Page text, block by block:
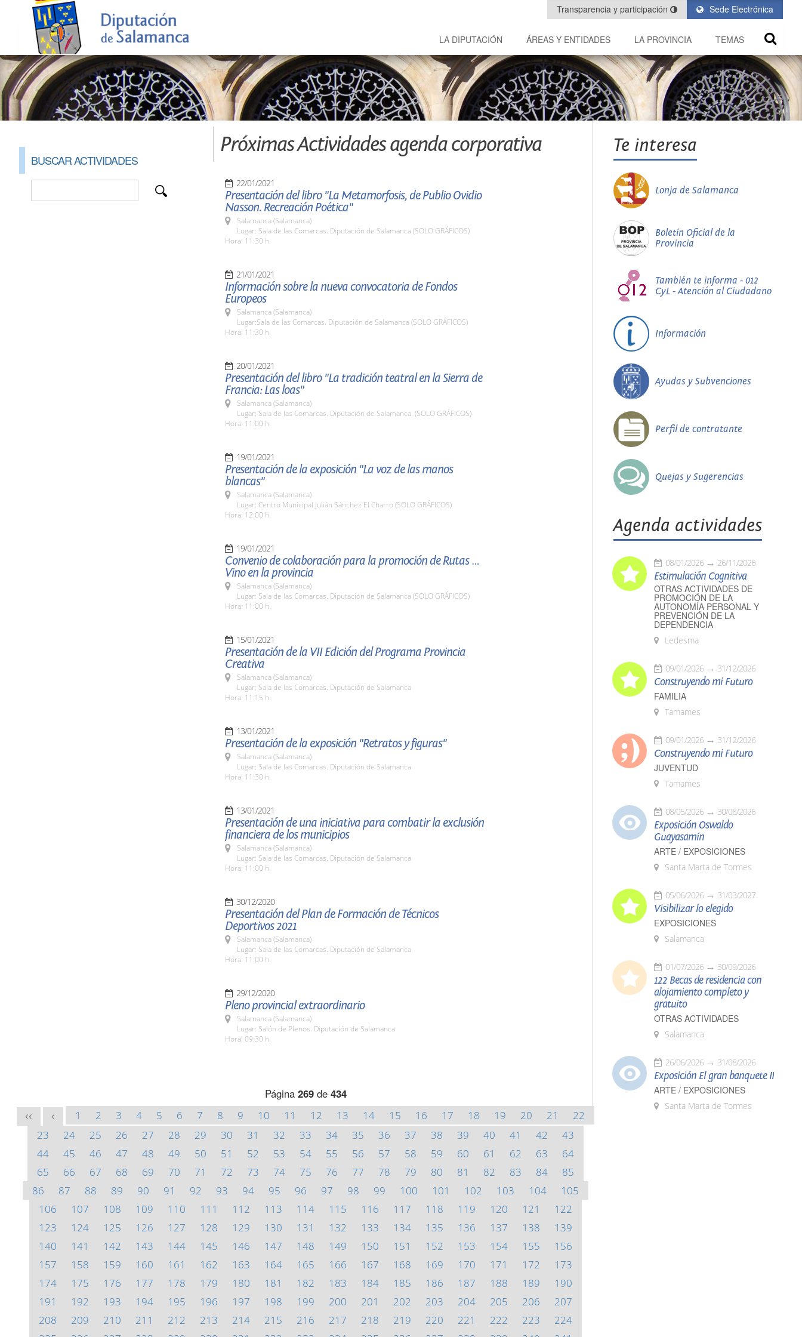
Sede Electrónica
Transparencia y participación
LA DIPUTACIÓN ÁREAS Y ENTIDADES LA PROVINCIA TEMAS
BUSCAR ACTIVIDADES
Próximas Actividades agenda corporativa
22/01/2021
Presentación del libro "La Metamorfosis, de Publio Ovidio
Nasson. Recreación Poética"
Salamanca (Salamanca)
Lugar: Sala de las Comarcas. Diputación de Salamanca (SOLO GRÁFICOS)
Hora: 11:30 h.
21/01/2021
Información sobre la nueva convocatoria de Fondos
Europeos
Salamanca (Salamanca)
Lugar:Sala de las Comarcas. Diputación de Salamanca (SOLO GRÁFICOS)
Hora: 11:30 h.
20/01/2021
Presentación del libro "La tradición teatral en la Sierra de
Francia: Las loas"
Salamanca (Salamanca)
Lugar: Sala de las Comarcas. Diputación de Salamanca. (SOLO GRÁFICOS)
Hora: 11:00 h.
19/01/2021
Presentación de la exposición "La voz de las manos
blancas"
Salamanca (Salamanca)
Lugar: Centro Municipal Julián Sánchez El Charro (SOLO GRÁFICOS)
Hora: 12:00 h.
19/01/2021
Convenio de colaboración para la promoción de Rutas del
Vino en la provincia
Salamanca (Salamanca)
Lugar: Sala de las Comarcas. Diputación de Salamanca (SOLO GRÁFICOS)
Hora: 11:00 h.
15/01/2021
Presentación de la VII Edición del Programa Provincia
Creativa
Salamanca (Salamanca)
Lugar: Sala de las Comarcas. Diputación de Salamanca
Hora: 11:15 h.
13/01/2021
Presentación de la exposición "Retratos y figuras"
Salamanca (Salamanca)
Lugar: Sala de las Comarcas. Diputación de Salamanca
Hora: 11:30 h.
13/01/2021
Presentación de una iniciativa para combatir la exclusión
financiera de los municipios
Salamanca (Salamanca)
Lugar: Sala de las Comarcas. Diputación de Salamanca
Hora: 11:00 h.
30/12/2020
Presentación del Plan de Formación de Técnicos
Deportivos 2021
Salamanca (Salamanca)
Lugar: Sala de las Comarcas. Diputación de Salamanca
Hora: 11:00 h.
29/12/2020
Pleno provincial extraordinario
Salamanca (Salamanca)
Lugar: Salón de Plenos. Diputación de Salamanca
Hora: 09:30 h.
Página 269de 434
<< < 1 2 3 4 5 6 7 8 9 10 11 12 13 14 15 16 17 18 19 20 21
22
23
24 25 26 27 28 29 30 31 32 33 34 35 36 37 38 39 40 41 42
43
44
45 46 47 48 49 50 51 52 53 54 55 56 57 58 59 60 61 62 63
64
65
66 67 68 69 70 71 72 73 74 75 76 77 78 79 80 81 82 83 84
85
86
87 88 89 90 91 92 93 94 95 96 97 98 99 100 101 102 103 104
105
106
107 108 109 110 111 112 113 114 115 116 117 118 119 120 121
122
123
124 125 126 127 128 129 130 131 132 133 134 135 136 137 138
139
140
141 142 143 144 145 146 147 148 149 150 151 152 153 154 155
156
157
158 159 160 161 162 163 164 165 166 167 168 169 170 171 172
173
174
175 176 177 178 179 180 181 182 183 184 185 186 187 188 189
190
191
192 193 194 195 196 197 198 199 200 201 202 203 204 205 206
207
208
209 210 211 212 213 214 215 216 217 218 219 220 221 222 223
224
Te interesa
Lonja de Salamanca
Boletín Oficial de la
Provincia
También te informa - 012
CyL - Atención al Ciudadano
Información
Ayudas y Subvenciones
Perfil de contratante
Quejas y Sugerencias
Agenda actividades
08/01/2026 26/11/2026
Estimulación Cognitiva
OTRAS ACTIVIDADES DE
PROMOCIÓN DE LA
AUTONOMÍA PERSONAL Y
PREVENCIÓN DE LA
DEPENDENCIA
Ledesma
09/01/2026 31/12/2026
Construyendo mi Futuro
FAMILIA
Tamames
09/01/2026 31/12/2026
Construyendo mi Futuro
JUVENTUD
Tamames
08/05/2026 30/08/2026
Exposición Oswaldo
Guayasamín
ARTE / EXPOSICIONES
Santa Marta de Tormes
05/06/2026 31/03/2027
Visibilizar lo elegido
EXPOSICIONES
Salamanca
01/07/2026 30/09/2026
122 Becas de residencia con
alojamiento completo y
gratuito
OTRAS ACTIVIDADES
Salamanca
26/06/2026 31/08/2026
Exposición El gran banquete II
ARTE / EXPOSICIONES
Santa Marta de Tormes